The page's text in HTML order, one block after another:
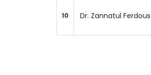
10 Dr. Zannatul Ferdous